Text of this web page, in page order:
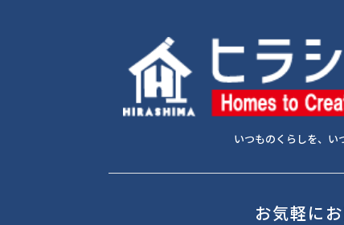
いつものくらしを、い
お気軽に